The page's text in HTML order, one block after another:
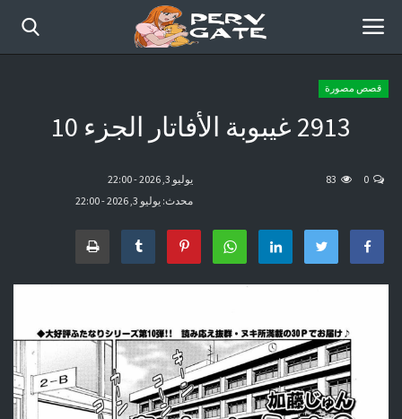
الرئيسية
موقع عرب سكس كوميكس
قصص مصورة
2913 غيبوبة الأفاتار الجزء 10
يوليو 3, 2026 - 22:00
محدث: يوليو 3, 2026 - 22:00
0
83